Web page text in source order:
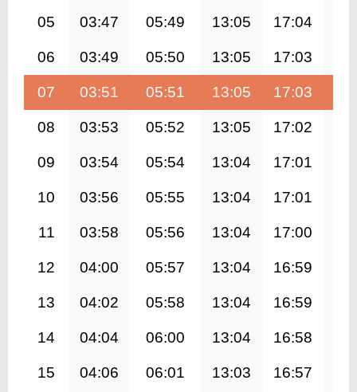
05 03:47 05:49 13:05 17:04
06 03:49 05:50 13:05 17:03
07 03:51 05:51 13:05 17:03
08 03:53 05:52 13:05 17:02
09 03:54 05:54 13:04 17:01
10 03:56 05:55 13:04 17:01
11 03:58 05:56 13:04 17:00
12 04:00 05:57 13:04 16:59
13 04:02 05:58 13:04 16:59
14 04:04 06:00 13:04 16:58
15 04:06 06:01 13:03 16:57